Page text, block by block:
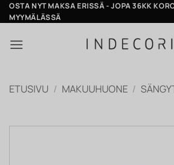
Skip
to
OSTA NYT MAKSA ERISSÄ - JOPA 36KK
MYYMÄLÄSSÄ
ETUSIVU / MAKUUHUONE /